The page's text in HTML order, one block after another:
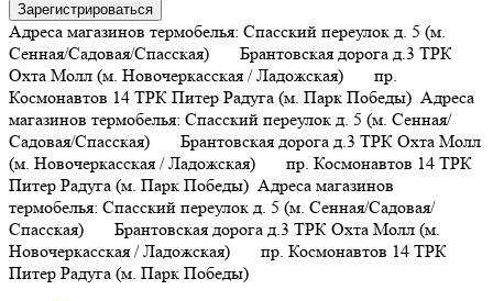
Зарегистрироваться
Адреса магазинов термобелья: Спасский переулок д. 5 (м.
Сенная/Садовая/Спасская) Брантовская дорога д.3 ТРК
Охта Молл (м. Новочеркасская / Ладожская) пр.
Космонавтов 14 ТРК Питер Радуга (м. Парк Победы) Адреса
магазинов термобелья: Спасский переулок д. 5 (м. Сенная/
Садовая/Спасская) Брантовская дорога д.3 ТРК Охта Молл
(м. Новочеркасская / Ладожская) пр. Космонавтов 14 ТРК
Питер Радуга (м. Парк Победы) Адреса магазинов
термобелья: Спасский переулок д. 5 (м. Сенная/Садовая/
Спасская) Брантовская дорога д.3 ТРК Охта Молл (м.
Новочеркасская / Ладожская) пр. Космонавтов 14 ТРК
Питер Радуга (м. Парк Победы)